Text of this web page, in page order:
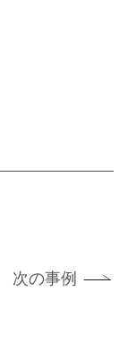
次の事例